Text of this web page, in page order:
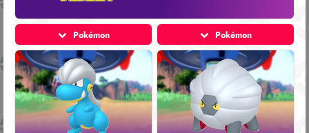
Pokémon Pokémon